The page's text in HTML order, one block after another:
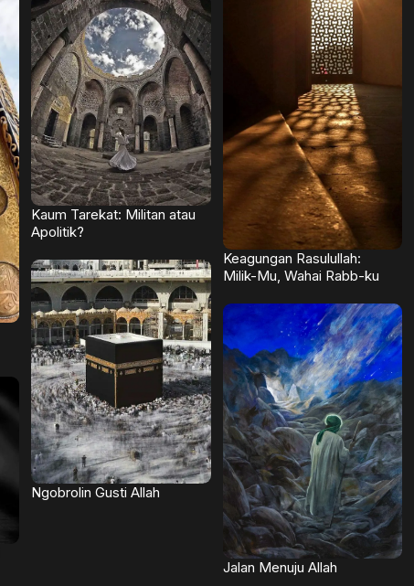
Kaum Tarekat: Militan atau
Apolitik?
Keagungan Rasulullah:
Milik-Mu, Wahai Rabb-ku
Ngobrolin Gusti Allah
Jalan Menuju Allah